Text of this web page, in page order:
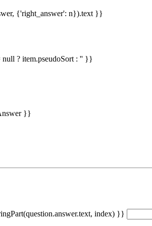
{'right_answer': n}).text }}
? item.pseudoSort : '' }}
}}
index) }}